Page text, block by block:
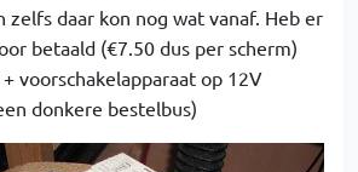
zelfs daar kon nog wat vanaf. Heb er
betaald (€7.50 dus per scherm)
voorschakelapparaat op 12V
donkere bestelbus)